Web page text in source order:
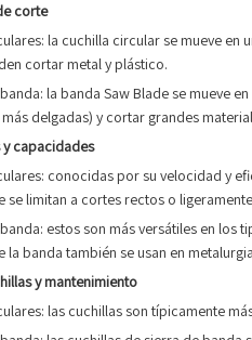
corte
la cuchilla circular se mueve
cortar metal y plástico.
la banda Saw Blade se mueve
delgadas) y cortar grandes
capacidades
conocidas por su velocidad y
se limitan a cortes rectos o
estos son más versátiles en
la banda también se usan en
y mantenimiento
las cuchillas son típicamente